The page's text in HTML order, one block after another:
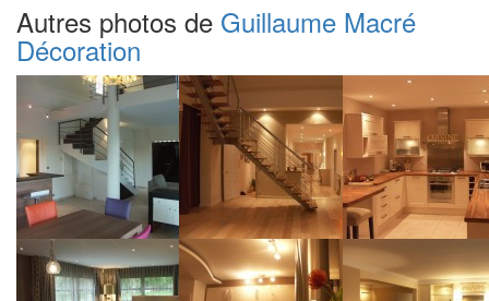
Autres photos de Guillaume Macré
Décoration